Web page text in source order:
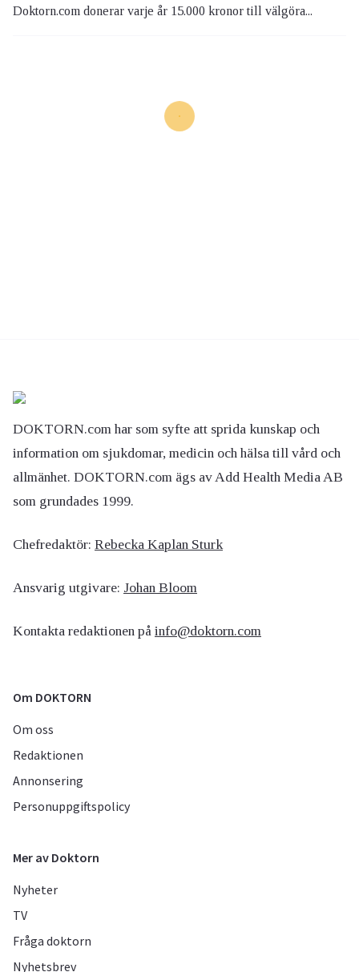
Doktorn.com donerar varje år 15.000 kronor till välgöra...
DOKTORN.com har som syfte att sprida kunskap och
information om sjukdomar, medicin och hälsa till vård och
allmänhet. DOKTORN.com ägs av Add Health Media AB
som grundades 1999.
Chefredaktör: Rebecka Kaplan Sturk
Ansvarig utgivare: Johan Bloom
Kontakta redaktionen på info@doktorn.com
Om DOKTORN
Om oss
Redaktionen
Annonsering
Personuppgiftspolicy
Mer av Doktorn
Nyheter
TV
Fråga doktorn
Nyhetsbrev